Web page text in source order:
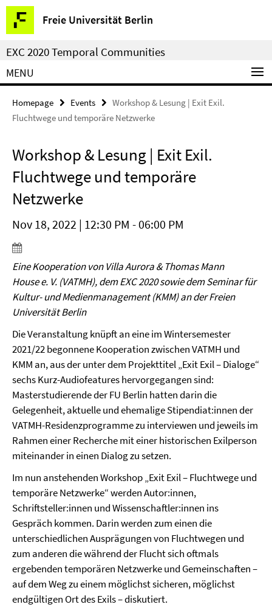
Springe
direkt
zu
Inhalt
Freie Universität Berlin
Service
Navigation
EXC 2020 Temporal Communities
MENU
Homepage Events
Workshop & Lesung | Exit Exil.
Fluchtwege und temporäre Netzwerke
Workshop & Lesung | Exit Exil.
Fluchtwege und temporäre
Netzwerke
Nov 18, 2022 | 12:30 PM - 06:00 PM
Eine Kooperation von Villa Aurora & Thomas Mann
Housee. V. (VATMH), dem EXC 2020 sowie dem Seminar für
Kultur- und Medienmanagement (KMM) an der Freien
Universität Berlin
Die Veranstaltung knüpft an eine im Wintersemester
2021/22 begonnene Kooperation zwischen VATMH und
KMM an, aus der unter dem Projekttitel „Exit Exil – Dialoge“
sechs Kurz-Audiofeatures hervorgegangen sind:
Masterstudierende der FU Berlin hatten darin die
Gelegenheit, aktuelle und ehemalige Stipendiat:innen der
VATMH-Residenzprogramme zu interviewen und jeweils im
Rahmen einer Recherche mit einer historischen Exilperson
miteinander in einen Dialog zu setzen.
Im nun anstehenden Workshop „Exit Exil – Fluchtwege und
temporäre Netzwerke“ werden Autor:innen,
Schriftsteller:innen und Wissenschaftler:innen ins
Gespräch kommen. Darin werden zum einen die
unterschiedlichen Ausprägungen von Fluchtwegen und
zum anderen die während der Flucht sich oftmals
ergebenden temporären Netzwerke und Gemeinschaften –
auf dem Weg zu einem möglichst sicheren, möglichst
endgültigen Ort des Exils – diskutiert.